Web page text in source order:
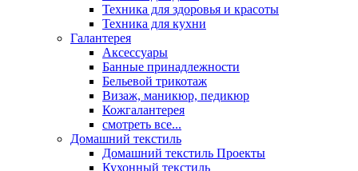
Техника для здоровья и красоты
Техника для кухни
Галантерея
Аксессуары
Банные принадлежности
Бельевой трикотаж
Визаж, маникюр, педикюр
Кожгалантерея
смотреть все...
Домашний текстиль
Домашний текстиль Проекты
Кухонный текстиль